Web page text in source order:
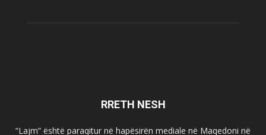
RRETH NESH
“Lajm” është paraqitur në hapësirën mediale në Maqedoni në